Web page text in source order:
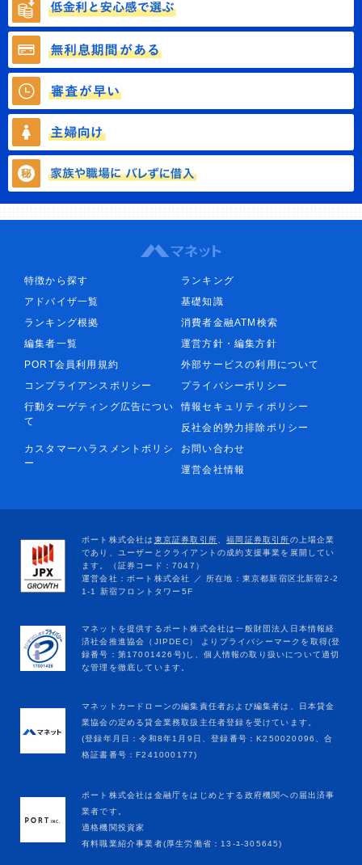
特徴から探す
ランキング
アドバイザ一覧
基礎知識
ランキング根拠
消費者金融ATM検索
編集者一覧
運営方針・編集方針
PORT会員利用規約
外部サービスの利用について
コンプライアンスポリシー
プライバシーポリシー
行動ターゲティング広告につい
て
情報セキュリティポリシー
反社会的勢力排除ポリシー
カスタマーハラスメントポリシ
ー
お問い合わせ
運営会社情報
マネットカードローンの編集責任者および編集者は、日本貸金
業協会の定める貸金業務取扱主任者登録を受けています。
(登録年月日：令和8年1月9日、登録番号：K250020096、合
格証書番号：F241000177)
ポート株式会社は金融庁をはじめとする政府機関への届出済事
業者です。
適格機関投資家
有料職業紹介事業者(厚生労働省：13-ﾕ-305645)